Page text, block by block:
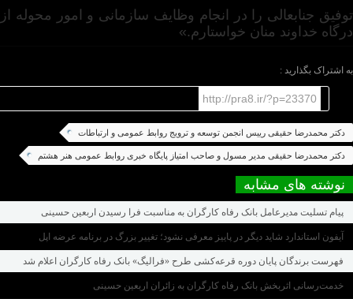
توفیق جنابعالی را در انجام وظایف سازمانی و امور محوله از
درگاه خداوند منان خواستارم.»
به اشتراک بگذارید :
http://pra8.ir/?p=23370
دکتر محمدرضا حقیقی رییس انجمن توسعه و ترویج روابط عمومی و ارتباطات
دکتر محمدرضا حقیقی مدیر مسول و صاحب امتیاز پایگاه خبری روابط عمومی هنر هشتم
نوشته های مشابه
پیام تسلیت مدیرعامل بانک رفاه کارگران به مناسبت فرا رسیدن اربعین حسینی
آیفون استاندارد شاید دیگر در پاییز معرفی نشود؛ تغییر بزرگ در برنامه عرضه اپل
فهرست برندگان پایان دوره قرعه‌کشی طرح «فرالیگ» بانک رفاه کارگران اعلام شد
خدمت‌رسانی اثربخش بانک رفاه کارگران به زائران اربعین حسینی